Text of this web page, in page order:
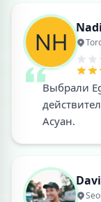
Выбрали
Асуан.